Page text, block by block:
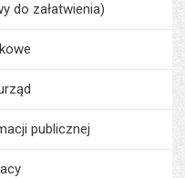
do załatwienia)
publicznej